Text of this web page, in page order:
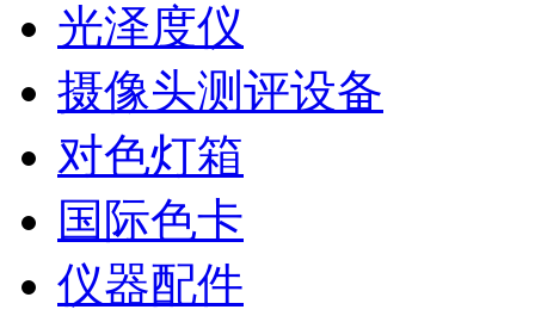
光泽度仪
摄像头测评设备
对色灯箱
国际色卡
仪器配件